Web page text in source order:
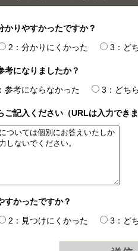
かりやすかったですか？
2：分かりにくかった 3：ど
考になりましたか？
参考にならなかった 3：どち
記入ください（URLは入力できま
すかったですか？
2：見つけにくかった 3：ど